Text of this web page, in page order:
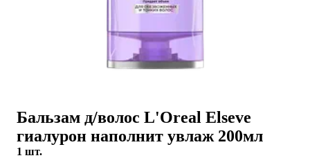
Бальзам д/волос L'Oreal Elseve
гиалурон наполнит увлаж 200мл
1 шт.